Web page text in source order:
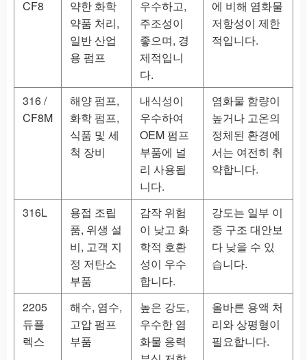
CF8
약한 화학
약품 처리,
일반 산업
용 펌프
우수하고,
주조성이
좋으며, 경
제적입니
다.
에 비해 염화물
저항성이 제한
적입니다.
316 /
CF8M
해양 펌프,
화학 펌프,
식품 및 세
척 장비
내식성이
우수하여
OEM 펌프
부품에 널
리 사용됩
니다.
염화물 함량이
높거나 고온의
정체된 환경에
서는 여전히 취
약합니다.
316L
용접 조립
품, 위생 설
비, 고객 지
정 저탄소
부품
감작 위험
이 낮고 화
학적 호환
성이 우수
합니다.
강도는 일부 이
중 구조 대안보
다 낮을 수 있
습니다.
2205
듀플
렉스
해수, 염수,
고압 펌프
부품
높은 강도,
우수한 염
화물 응력
올바른 용액 처
리와 상평형이
필요합니다.